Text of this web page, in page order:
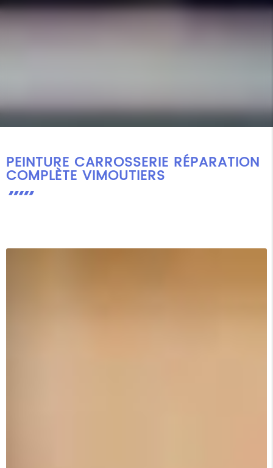
PEINTURE CARROSSERIE RÉPARATION
COMPLÈTE VIMOUTIERS